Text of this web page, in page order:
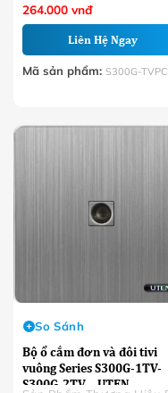
264.000 vnđ
Liên Hệ Ngay
Mã sản phẩm: S300G-TVPC
Bộ ổ cắm đơn và đôi tivi
vuông Series S300G-1TV-
S300G-2TV – UTEN
So Sánh